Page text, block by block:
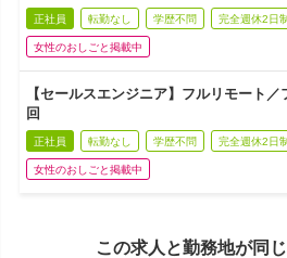
正社員 転勤なし 学歴不問 完全週休2日制
女性のおしごと掲載中
【セールスエンジニア】フルリモート
回
正社員 転勤なし 学歴不問 完全週休2日制
女性のおしごと掲載中
この求人と勤務地が同